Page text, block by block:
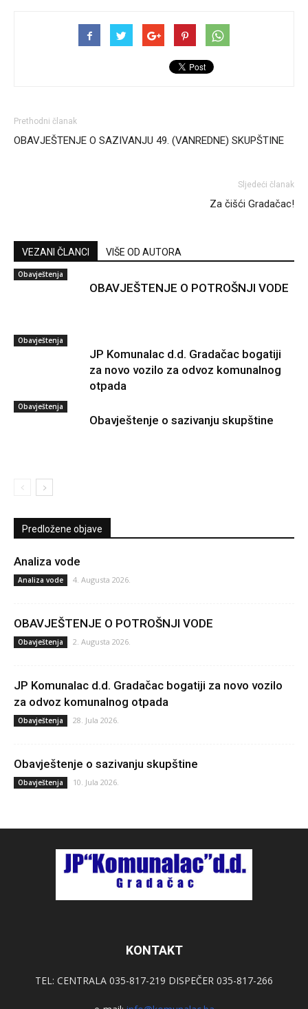
Prethodni članak
OBAVJEŠTENJE O SAZIVANJU 49. (VANREDNE) SKUPŠTINE
Sljedeći članak
Za čišći Gradačac!
VEZANI ČLANCI VIŠE OD AUTORA
Obavještenja
OBAVJEŠTENJE O POTROŠNJI VODE
Obavještenja
JP Komunalac d.d. Gradačac bogatiji
za novo vozilo za odvoz komunalnog
otpada
Obavještenja
Obavještenje o sazivanju skupštine
Predložene objave
Analiza vode
Analiza vode 4. Augusta 2026.
OBAVJEŠTENJE O POTROŠNJI VODE
Obavještenja 2. Augusta 2026.
JP Komunalac d.d. Gradačac bogatiji za novo vozilo
za odvoz komunalnog otpada
Obavještenja 28. Jula 2026.
Obavještenje o sazivanju skupštine
Obavještenja 10. Jula 2026.
KONTAKT
TEL: CENTRALA 035-817-219 DISPEČER 035-817-266